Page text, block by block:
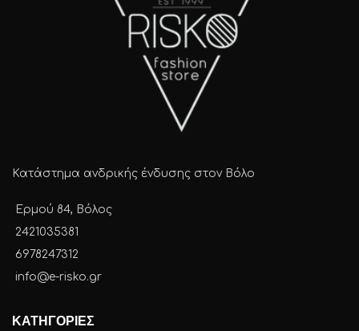
Κατάστημα ανδρικής ένδυσης στον Βόλο
Ερμού 84, Βόλος
2421035381
6978247312
info@e-risko.gr
ΚΑΤΗΓΟΡΙΕΣ